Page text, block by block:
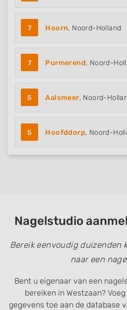
7 Hoorn, Noord-Holland
7 Purmerend, Noord-
5 Aalsmeer, Noord-
5 Hoofddorp, Noord-
Nagelstudio
Bereik eenvoudig duizenden
naar een
Bent u eigenaar van een
bereiken in Westzaan?
gegevens toe aan de database